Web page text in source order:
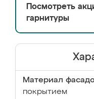
Посмотреть
гарнитуры
Материал
покрытием